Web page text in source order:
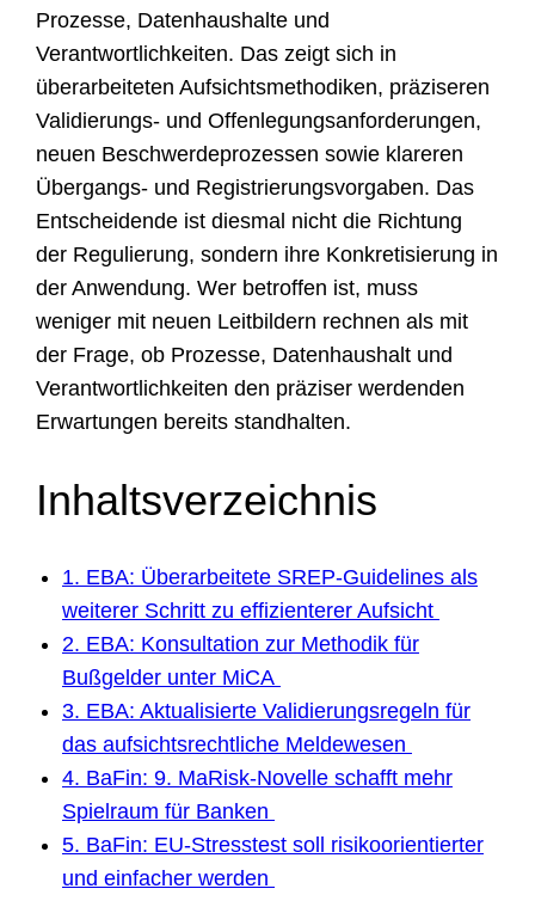
Prozesse, Datenhaushalte und
Verantwortlichkeiten. Das zeigt sich in
überarbeiteten Aufsichtsmethodiken, präziseren
Validierungs- und Offenlegungsanforderungen,
neuen Beschwerdeprozessen sowie klareren
Übergangs- und Registrierungsvorgaben. Das
Entscheidende ist diesmal nicht die Richtung
der Regulierung, sondern ihre Konkretisierung in
der Anwendung. Wer betroffen ist, muss
weniger mit neuen Leitbildern rechnen als mit
der Frage, ob Prozesse, Datenhaushalt und
Verantwortlichkeiten den präziser werdenden
Erwartungen bereits standhalten.
Inhaltsverzeichnis
1. EBA: Überarbeitete SREP-Guidelines als
weiterer Schritt zu effizienterer Aufsicht
2. EBA: Konsultation zur Methodik für
Bußgelder unter MiCA
3. EBA: Aktualisierte Validierungsregeln für
das aufsichtsrechtliche Meldewesen
4. BaFin: 9. MaRisk-Novelle schafft mehr
Spielraum für Banken
5. BaFin: EU-Stresstest soll risikoorientierter
und einfacher werden